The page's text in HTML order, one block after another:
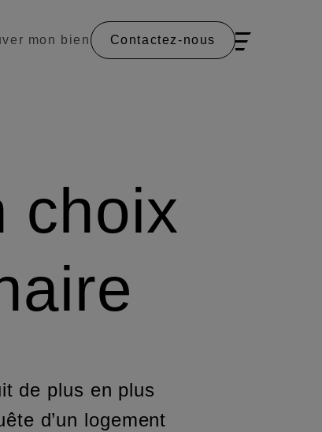
mon bien Contactez-nous
choix
de plus en plus
d’un logement